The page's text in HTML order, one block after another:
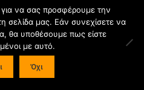
rights reserved.
να σας προσφέρουμε την
σελίδα μας. Εάν συνεχίσετε να
θα υποθέσουμε πως είστε
με αυτό.
Όχι